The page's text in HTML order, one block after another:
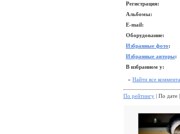
Регистрация:
Альбомы:
E-mail:
Оборудование:
Избранные фото:
Избранные авторы:
В избранном у:
» Найти все
По рейтингу | По дате |